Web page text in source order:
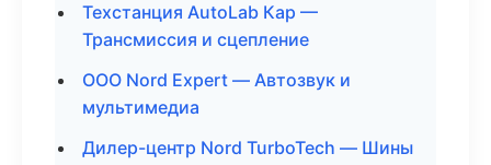
Техстанция AutoLab Кар —
Трансмиссия и сцепление
ООО Nord Expert — Автозвук и
мультимедиа
Дилер-центр Nord TurboTech — Шины